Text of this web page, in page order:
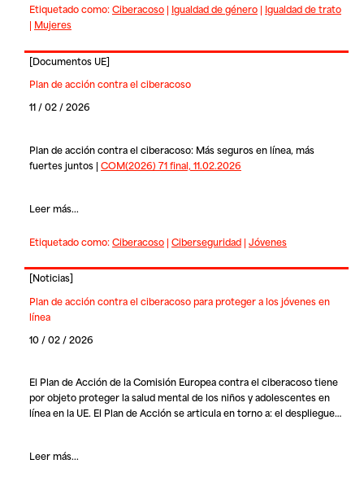
Etiquetado como:Ciberacoso| Igualdad de género| Igualdad de trato
| Mujeres
[Documentos UE]
Plan de acción contra el ciberacoso
11 / 02 / 2026
Plan de acción contra el ciberacoso: Más seguros en línea, más
fuertes juntos | COM(2026) 71 final, 11.02.2026
Leer más...
Etiquetado como:Ciberacoso| Ciberseguridad| Jóvenes
[Noticias]
Plan de acción contra el ciberacoso para proteger a los jóvenes en
línea
10 / 02 / 2026
El Plan de Acción de la Comisión Europea contra el ciberacoso tiene
por objeto proteger la salud mental de los niños y adolescentes en
línea en la UE. El Plan de Acción se articula en torno a: el despliegue…
Leer más...